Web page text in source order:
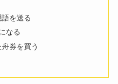
語を送る
なる
券を買う